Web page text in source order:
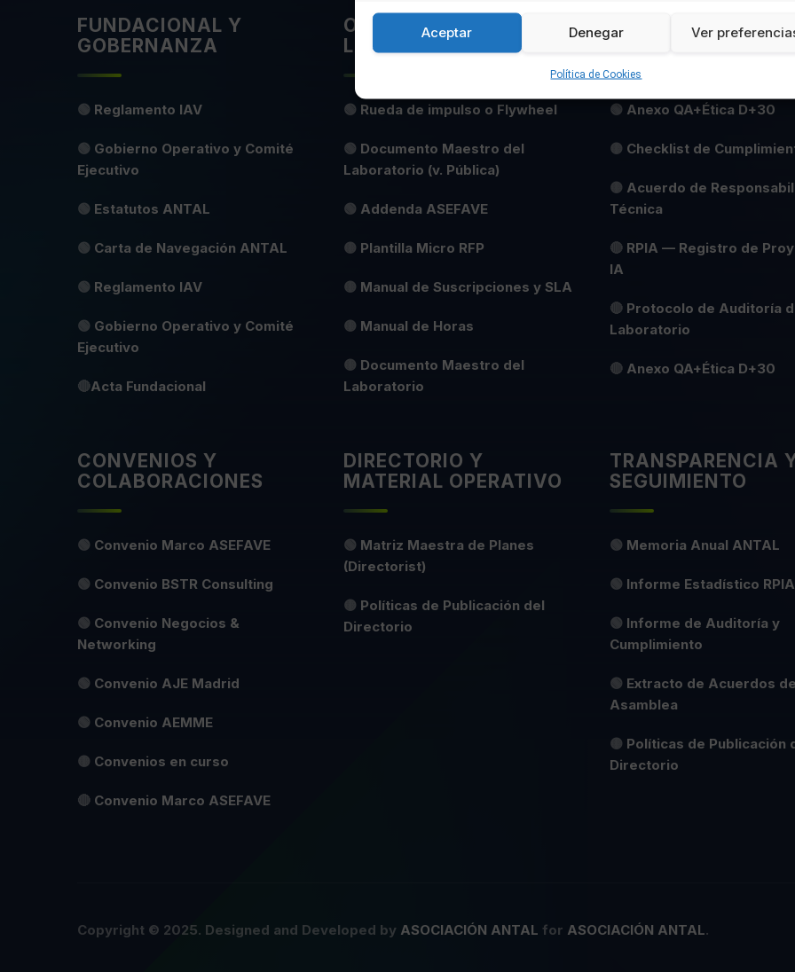
Aceptar Denegar Ver
Política de Cookies
FUNDACIONAL Y
GOBERNANZA
🟢 Reglamento IAV
🟢 Gobierno Operativo y Comité
Ejecutivo
🟢 Estatutos ANTAL
🟢 Carta de Navegación ANTAL
🟢 Reglamento IAV
🟢 Gobierno Operativo y Comité
Ejecutivo
🔴Acta Fundacional
OPERATIVO DEL
LABORATORIO
🟢 Rueda de impulso o Flywheel
🟢 Documento Maestro del
Laboratorio (v. Pública)
🟢 Addenda ASEFAVE
🟡 Plantilla Micro RFP
🟡 Manual de Suscripciones y SLA
🟡 Manual de Horas
🟡 Documento Maestro del
Laboratorio
ÉTICA Y
🟢 Anexo QA+Ética D+30
🟡 Checklist de
🟡 Acuerdo de
Técnica
🔴 RPIA — Registro de
IA
🔴 Protocolo de Auditoría
Laboratorio
🔴 Anexo QA+Ética D+30
CONVENIOS Y
COLABORACIONES
🟢 Convenio Marco ASEFAVE
🟢 Convenio BSTR Consulting
🟢 Convenio Negocios &
Networking
🟢 Convenio AJE Madrid
🟢 Convenio AEMME
🟡 Convenios en curso
🔴 Convenio Marco ASEFAVE
DIRECTORIO Y
MATERIAL OPERATIVO
🟢 Matriz Maestra de Planes
(Directorist)
🟡 Políticas de Publicación del
Directorio
TRANSPARENCIA
SEGUIMIENTO
🟢 Memoria Anual ANTAL
🟢 Informe Estadístico RPIA
🟢 Informe de Auditoría y
Cumplimiento
🟢 Extracto de Acuerdos de
Asamblea
🟡 Políticas de Publicación
Directorio
Copyright © 2025. Designed and Developed by ASOCIACIÓN ANTAL for ASOCIACIÓN ANTAL.